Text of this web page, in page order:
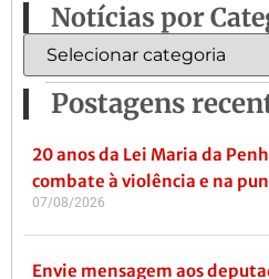
Notícias por
Postagens
20 anos da Lei Maria da
combate à violência e na
07/08/2026
Envie mensagem aos